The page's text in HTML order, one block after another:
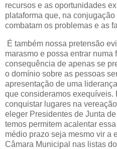
recursos e as oportunidades
plataforma que, na
combatam os problemas e as
É também nossa pretensão
marasmo e possa entrar numa
consequência de apenas se
o domínio sobre as pessoas
apresentação de uma
que consideramos exequíveis.
conquistar lugares na
eleger Presidentes de Junta
temos permitem acalentar
médio prazo seja mesmo vir a
Câmara Municipal nas listas